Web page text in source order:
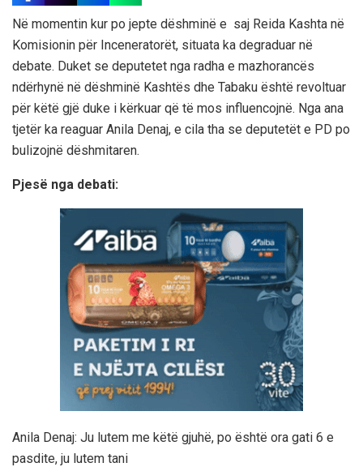
Në momentin kur po jepte dëshminë e saj Reida Kashta në
Komisionin për Inceneratorët, situata ka degraduar në
debate. Duket se deputetet nga radha e mazhorancës
ndërhynë në dëshminë Kashtës dhe Tabaku është revoltuar
për këtë gjë duke i kërkuar që të mos influencojnë. Nga ana
tjetër ka reaguar Anila Denaj, e cila tha se deputetët e PD po
bulizojnë dëshmitaren.
Pjesë nga debati:
Anila Denaj: Ju lutem me këtë gjuhë, po është ora gati 6 e
pasdite, ju lutem tani